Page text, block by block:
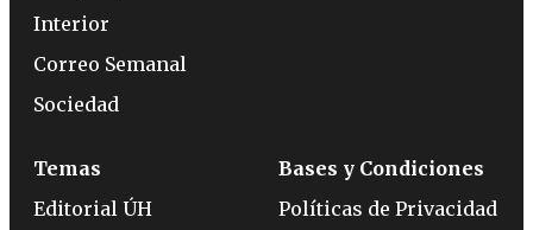
Interior
Correo Semanal
Sociedad
Temas
Editorial ÚH
Bases y Condiciones
Políticas de Privacidad